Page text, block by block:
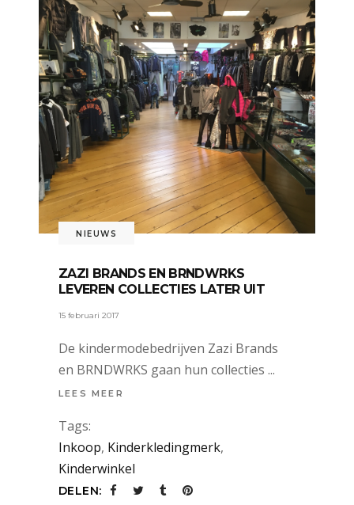
NIEUWS
ZAZI BRANDS EN BRNDWRKS
LEVEREN COLLECTIES LATER UIT
15 februari 2017
De kindermodebedrijven Zazi Brands
en BRNDWRKS gaan hun collecties
LEES MEER
Tags:
Inkoop, Kinderkledingmerk,
Kinderwinkel
DELEN: